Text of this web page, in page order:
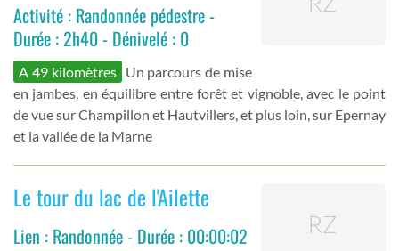
Activité : Randonnée pédestre -
Durée : 2h40 - Dénivelé : 0
A 49 kilomètres Un parcours de mise
en jambes, en équilibre entre forêt et vignoble, avec le point
de vue sur Champillon et Hautvillers, et plus loin, sur Epernay
et la vallée de la Marne
Le tour du lac de l'Ailette
Lien : Randonnée - Durée : 00:00:02